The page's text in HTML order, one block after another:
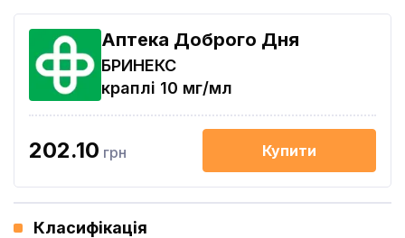
Аптека Доброго Дня
БРИНЕКС
краплі 10 мг/мл
202.10 грн Купити
Класифікація